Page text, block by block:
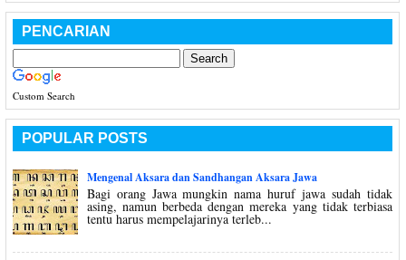
PENCARIAN
Custom Search
POPULAR POSTS
Mengenal Aksara dan Sandhangan Aksara Jawa
Bagi orang Jawa mungkin nama huruf jawa sudah tidak
asing, namun berbeda dengan mereka yang tidak terbiasa
tentu harus mempelajarinya terleb...